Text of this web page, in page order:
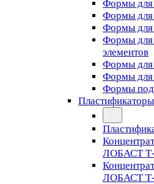
Формы для
Формы для
Формы для
Формы для
элементов
Формы для
Формы для
Формы под
ЛОБАСТ Т-
ЛОБАСТ